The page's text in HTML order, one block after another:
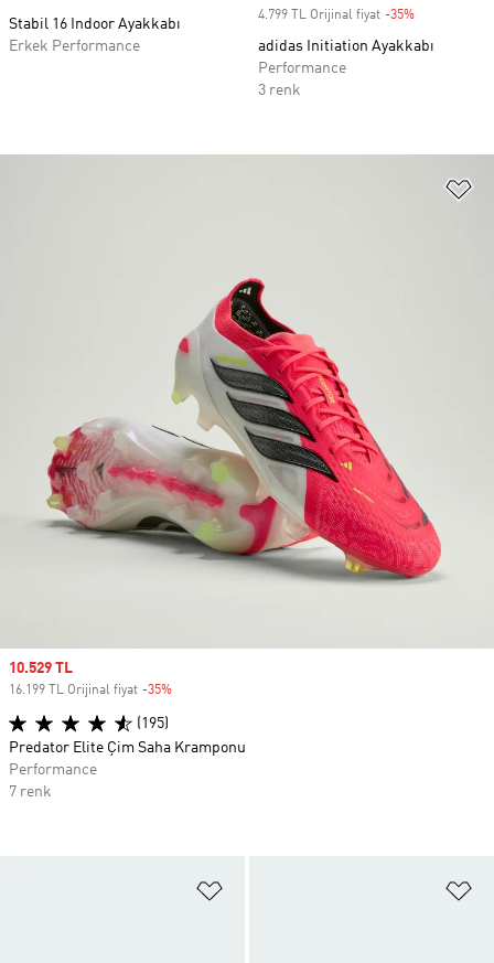
Stabil 16 Indoor Ayakkabı
Erkek Performance
4.799 TL Orijinal fiyat -35%
adidas Initiation Ayakkabı
Performance
3 renk
Sale price
10.529 TL
16.199 TL Orijinal fiyat -35%
(195)
Predator Elite Çim Saha Kramponu
Performance
7 renk